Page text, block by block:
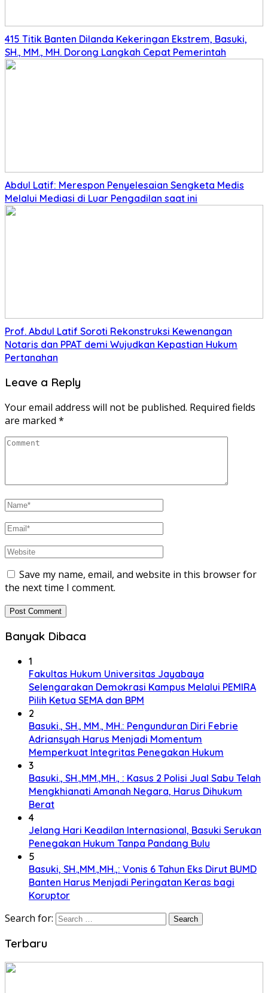
415 Titik Banten Dilanda Kekeringan Ekstrem, Basuki,
SH., MM., MH. Dorong Langkah Cepat Pemerintah
Abdul Latif: Merespon Penyelesaian Sengketa Medis
Melalui Mediasi di Luar Pengadilan saat ini
Prof. Abdul Latif Soroti Rekonstruksi Kewenangan
Notaris dan PPAT demi Wujudkan Kepastian Hukum
Pertanahan
Leave a Reply
Your email address will not be published. Required fields
are marked *
Save my name, email, and website in this browser for
the next time I comment.
Banyak Dibaca
1
Fakultas Hukum Universitas Jayabaya
Selengarakan Demokrasi Kampus Melalui PEMIRA
Pilih Ketua SEMA dan BPM
2
Basuki., SH., MM., MH.: Pengunduran Diri Febrie
Adriansyah Harus Menjadi Momentum
Memperkuat Integritas Penegakan Hukum
3
Basuki., SH.,MM.,MH., : Kasus 2 Polisi Jual Sabu Telah
Mengkhianati Amanah Negara, Harus Dihukum
Berat
4
Jelang Hari Keadilan Internasional, Basuki Serukan
Penegakan Hukum Tanpa Pandang Bulu
5
Basuki, SH.,MM.,MH.,: Vonis 6 Tahun Eks Dirut BUMD
Banten Harus Menjadi Peringatan Keras bagi
Koruptor
Search for:
Terbaru